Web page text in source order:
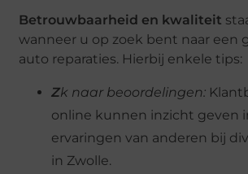
Betrouwbaarheid en kwaliteit
wanneer u op zoek bent naar een
auto reparaties. Hierbij enkele tips:
Zk naar beoordelingen:
online kunnen inzicht geven
ervaringen van anderen bij
in Zwolle.